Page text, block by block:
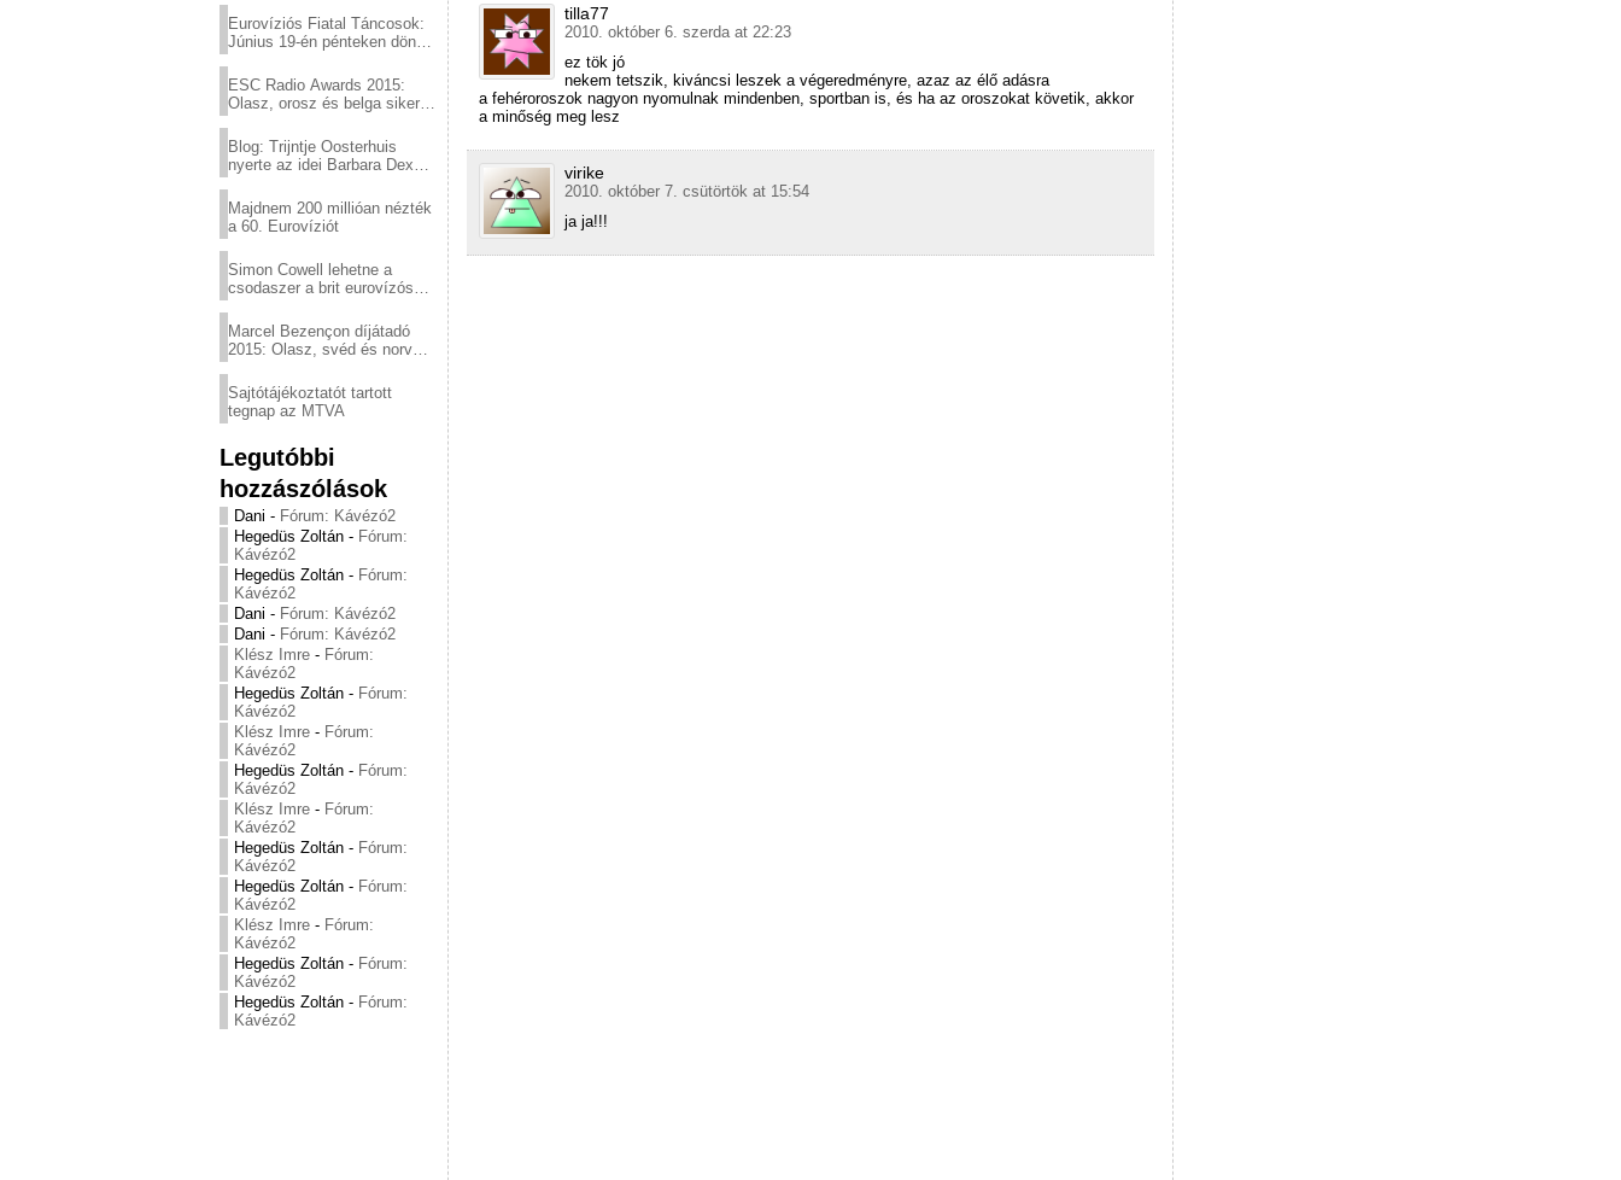
Eurovíziós Fiatal Táncosok:
Június 19-én pénteken döntő
ESC Radio Awards 2015:
Olasz, orosz és belga siker,
Blog: Trijntje Oosterhuis
nyerte az idei Barbara Dex
Majdnem 200 millióan nézték
a 60. Eurovíziót
Simon Cowell lehetne a
csodaszer a brit eurovízós
Marcel Bezençon díjátadó
2015: Olasz, svéd és norvég
Sajtótájékoztatót tartott
tegnap az MTVA
Legutóbbi
hozzászólások
Dani - Fórum: Kávézó2
Hegedüs Zoltán - Fórum:
Kávézó2
Hegedüs Zoltán - Fórum:
Kávézó2
Dani - Fórum: Kávézó2
Dani - Fórum: Kávézó2
Klész Imre - Fórum:
Kávézó2
Hegedüs Zoltán - Fórum:
Kávézó2
Klész Imre - Fórum:
Kávézó2
Hegedüs Zoltán - Fórum:
Kávézó2
Klész Imre - Fórum:
Kávézó2
Hegedüs Zoltán - Fórum:
Kávézó2
Hegedüs Zoltán - Fórum:
Kávézó2
Klész Imre - Fórum:
Kávézó2
Hegedüs Zoltán - Fórum:
Kávézó2
Hegedüs Zoltán - Fórum:
Kávézó2
tilla77
2010. október 6. szerda at 22:23
ez tök jó
nekem tetszik, kiváncsi leszek a végeredményre, azaz az élő adásra
a fehéroroszok nagyon nyomulnak mindenben, sportban is, és ha az oroszokat követik, akkor
a minőség meg lesz
virike
2010. október 7. csütörtök at 15:54
ja ja!!!